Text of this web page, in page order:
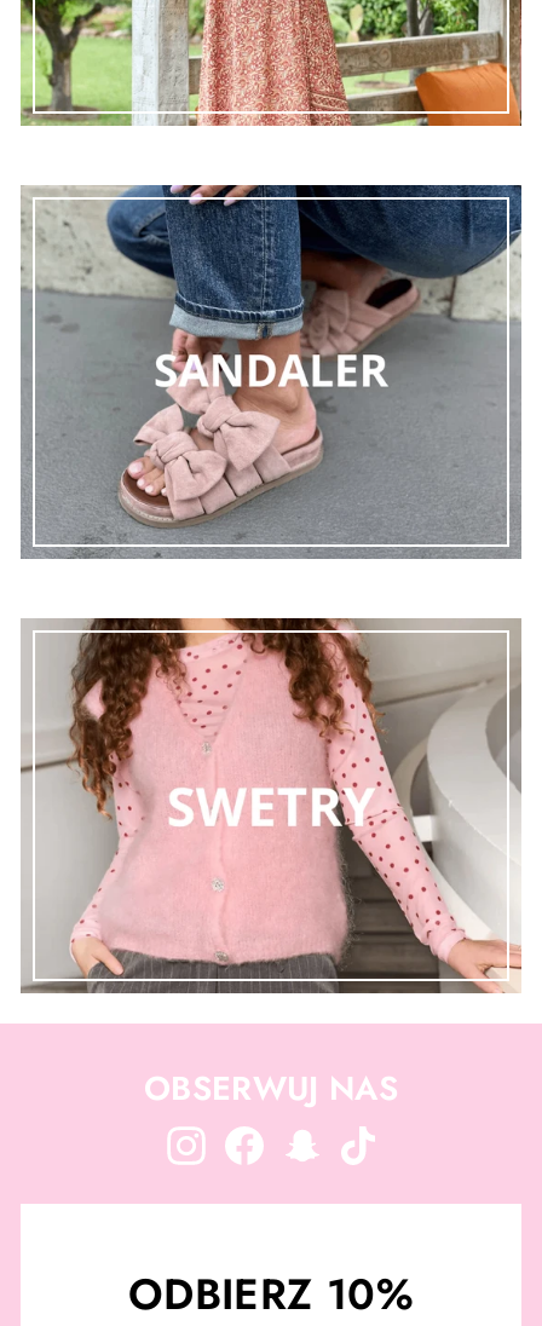
OBSERWUJ NAS
InstagramFacebook SnapchatTikTok
ODBIERZ 10%